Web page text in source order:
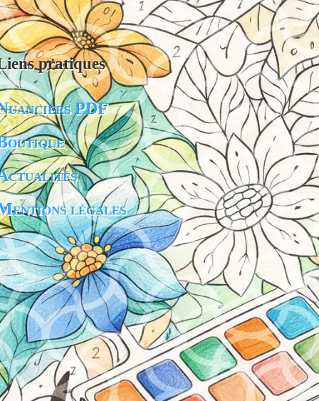
pratiques
PDF
légales